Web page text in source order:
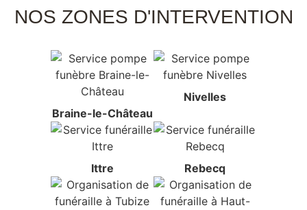
NOS ZONES D'INTERVENTION
Braine-le-Château
Nivelles
Ittre Rebecq